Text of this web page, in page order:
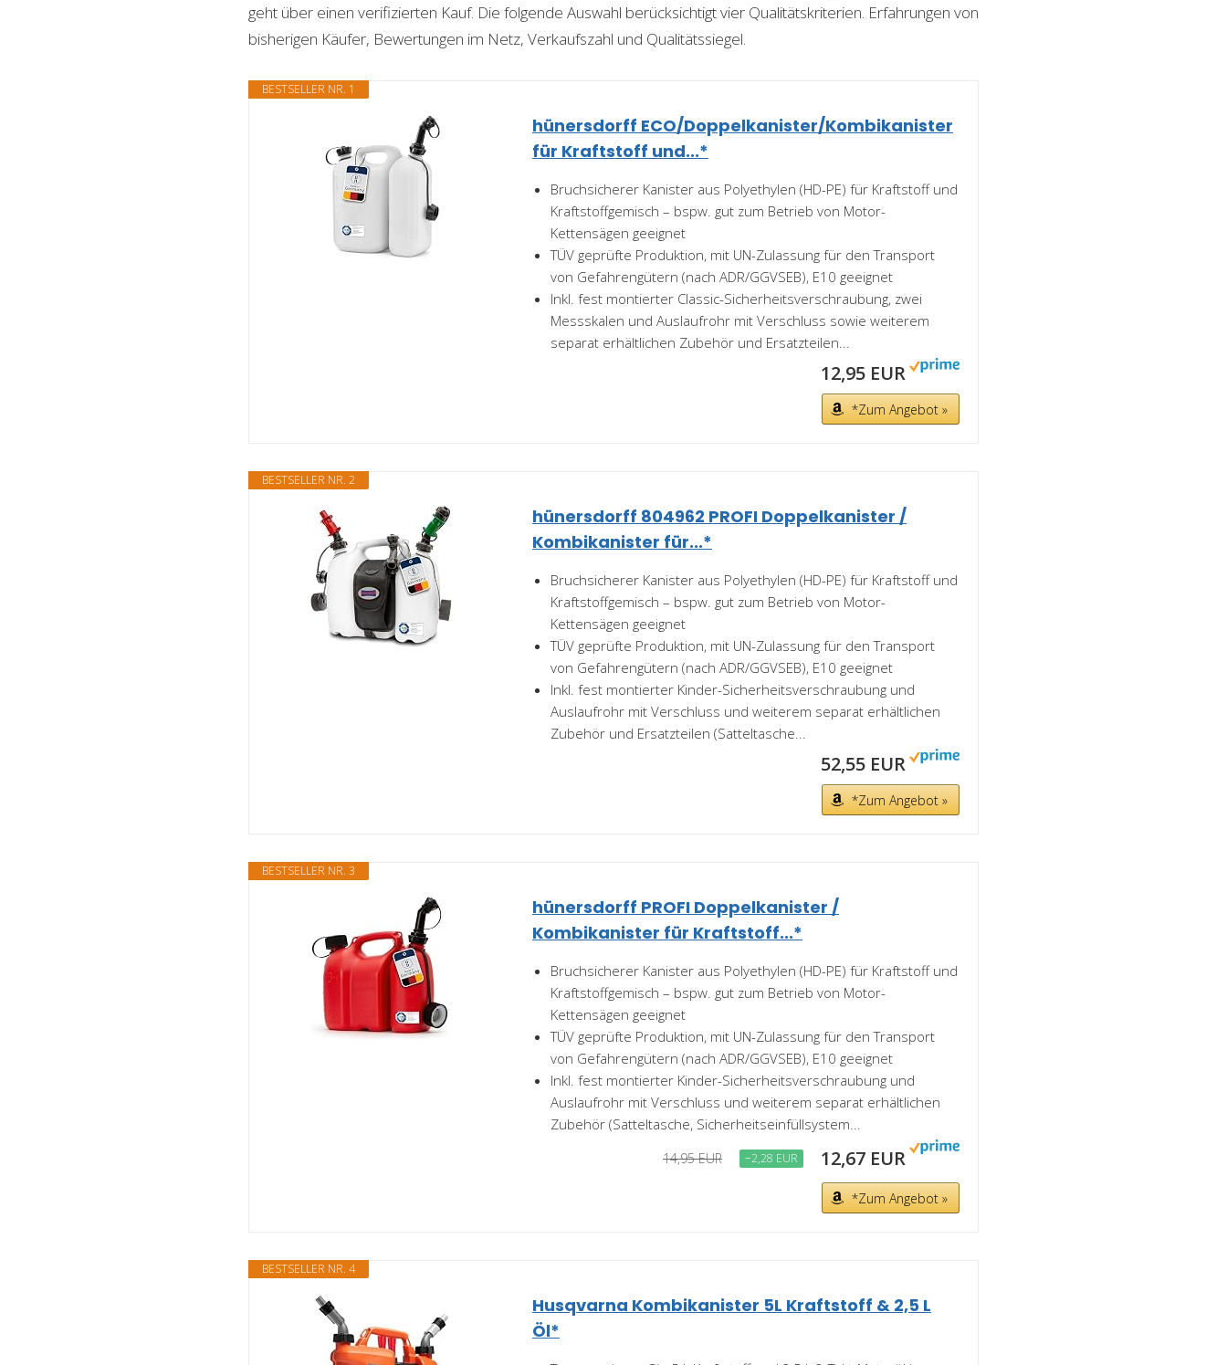
geht über einen verifizierten Kauf. Die folgende Auswahl berücksichtigt vier Qualitätskriterien. Erfahrungen von
bisherigen Käufer, Bewertungen im Netz, Verkaufszahl und Qualitätssiegel.
BESTSELLER NR. 1
hünersdorff ECO/Doppelkanister/Kombikanister
für Kraftstoff und...*
Bruchsicherer Kanister aus Polyethylen (HD-PE) für Kraftstoff und
Kraftstoffgemisch – bspw. gut zum Betrieb von Motor-
Kettensägen geeignet
TÜV geprüfte Produktion, mit UN-Zulassung für den Transport
von Gefahrengütern (nach ADR/GGVSEB), E10 geeignet
Inkl. fest montierter Classic-Sicherheitsverschraubung, zwei
Messskalen und Auslaufrohr mit Verschluss sowie weiterem
separat erhältlichen Zubehör und Ersatzteilen...
12,95 EUR
*Zum Angebot »
BESTSELLER NR. 2
hünersdorff 804962 PROFI Doppelkanister /
Kombikanister für...*
Bruchsicherer Kanister aus Polyethylen (HD-PE) für Kraftstoff und
Kraftstoffgemisch – bspw. gut zum Betrieb von Motor-
Kettensägen geeignet
TÜV geprüfte Produktion, mit UN-Zulassung für den Transport
von Gefahrengütern (nach ADR/GGVSEB), E10 geeignet
Inkl. fest montierter Kinder-Sicherheitsverschraubung und
Auslaufrohr mit Verschluss und weiterem separat erhältlichen
Zubehör und Ersatzteilen (Satteltasche...
52,55 EUR
*Zum Angebot »
BESTSELLER NR. 3
hünersdorff PROFI Doppelkanister /
Kombikanister für Kraftstoff...*
Bruchsicherer Kanister aus Polyethylen (HD-PE) für Kraftstoff und
Kraftstoffgemisch – bspw. gut zum Betrieb von Motor-
Kettensägen geeignet
TÜV geprüfte Produktion, mit UN-Zulassung für den Transport
von Gefahrengütern (nach ADR/GGVSEB), E10 geeignet
Inkl. fest montierter Kinder-Sicherheitsverschraubung und
Auslaufrohr mit Verschluss und weiterem separat erhältlichen
Zubehör (Satteltasche, Sicherheitseinfüllsystem...
14,95 EUR −2,28 EUR 12,67 EUR
*Zum Angebot »
BESTSELLER NR. 4
Husqvarna Kombikanister 5L Kraftstoff & 2,5 L
Öl*